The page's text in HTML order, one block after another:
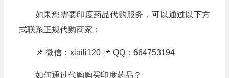
如果您需要印度药品代购服务，可以通过以下方
式联系正规代购商家：
📌 微信：xiaili120 📌 QQ：664753194
如何通过代购购买印度药品？